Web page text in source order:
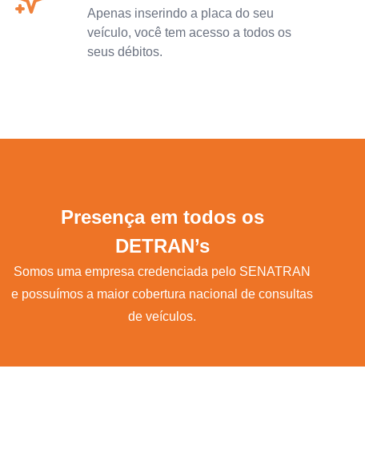
Apenas inserindo a placa do seu
veículo, você tem acesso a todos os
seus débitos.
Presença em todos os
DETRAN’s
Somos uma empresa credenciada pelo SENATRAN
e possuímos a maior cobertura nacional de consultas
de veículos.